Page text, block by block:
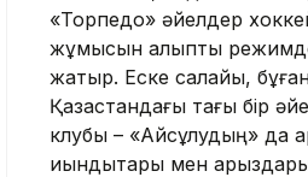
«Торпедо» әйелдер
жұмысын қалыпты
жатыр. Еске салайық,
Қазақстандағы тағы бір
клубы – «Айсұлудың» да
қиындықтары мен қарыздары